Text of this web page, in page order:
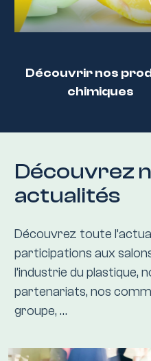
Découvrir nos
chimiques
Découvrez
actualités
Découvrez toute
participations aux
l’industrie du plastique,
partenariats, nos
groupe, …